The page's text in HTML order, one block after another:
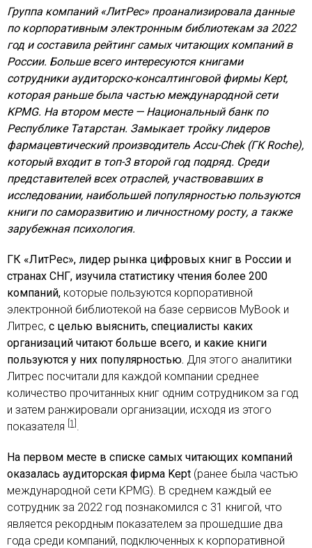
Группа компаний «ЛитРес» проанализировала данные
по корпоративным электронным библиотекам за 2022
год и составила рейтинг самых читающих компаний в
России. Больше всего интересуются книгами
сотрудники аудиторско-консалтинговой фирмы Kept,
которая раньше была частью международной сети
KPMG. На втором месте — Национальный банк по
Республике Татарстан. Замыкает тройку лидеров
фармацевтический производитель Accu-Chek (ГК Roche),
который входит в топ-3 второй год подряд. Среди
представителей всех отраслей, участвовавших в
исследовании, наибольшей популярностью пользуются
книги по саморазвитию и личностному росту, а также
зарубежная психология.
ГК «ЛитРес», лидер рынка цифровых книг в России и
странах СНГ, изучила статистику чтения более 200
компаний, которые пользуются корпоративной
электронной библиотекой на базе сервисов MyBook и
Литрес, с целью выяснить, специалисты каких
организаций читают больше всего, и какие книги
пользуются у них популярностью. Для этого аналитики
Литрес посчитали для каждой компании среднее
количество прочитанных книг одним сотрудником за год
и затем ранжировали организации, исходя из этого
показателя [1] .
На первом месте в списке самых читающих компаний
оказалась аудиторская фирма Kept (ранее была частью
международной сети KPMG). В среднем каждый ее
сотрудник за 2022 год познакомился с 31 книгой, что
является рекордным показателем за прошедшие два
года среди компаний, подключенных к корпоративной